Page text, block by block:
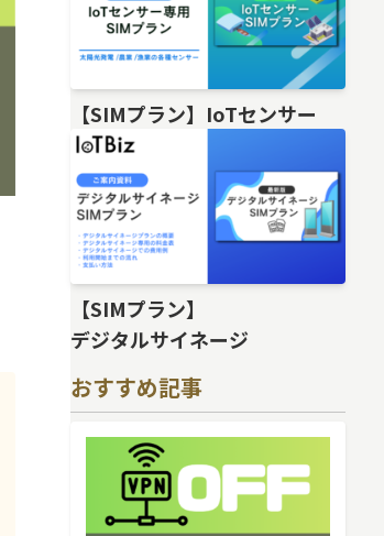
【SIMプラン】IoTセンサー
【SIMプラン】
デジタルサイネージ
おすすめ記事